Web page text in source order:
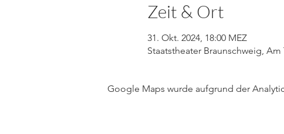
Zeit & Ort
31. Okt. 2024, 18:00 MEZ
Staatstheater Braunschweig,
Google Maps wurde aufgrund der